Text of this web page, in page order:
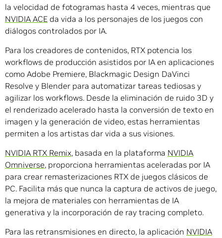
la velocidad de fotogramas hasta 4 veces, mientras que
NVIDIA ACE da vida a los personajes de los juegos con
diálogos controlados por IA.
Para los creadores de contenidos, RTX potencia los
workflows de producción asistidos por IA en aplicaciones
como Adobe Premiere, Blackmagic Design DaVinci
Resolve y Blender para automatizar tareas tediosas y
agilizar los workflows. Desde la eliminación de ruido 3D y
el renderizado acelerado hasta la conversión de texto en
imagen y la generación de video, estas herramientas
permiten a los artistas dar vida a sus visiones.
NVIDIA RTX Remix, basada en la plataforma NVIDIA
Omniverse, proporciona herramientas aceleradas por IA
para crear remasterizaciones RTX de juegos clásicos de
PC. Facilita más que nunca la captura de activos de juego,
la mejora de materiales con herramientas de IA
generativa y la incorporación de ray tracing completo.
Para las retransmisiones en directo, la aplicación NVIDIA